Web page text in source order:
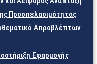
Προσπελασιμότητας
Απροβλέπτων
Εφαρμογής